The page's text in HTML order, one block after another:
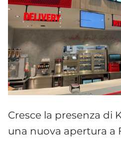
Cresce la presenza di
una nuova apertura a